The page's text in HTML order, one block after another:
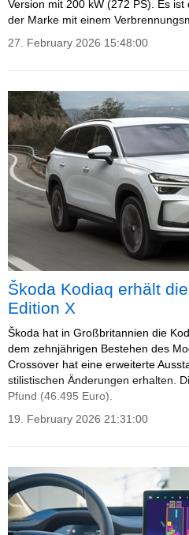
Version mit 200 kW (272 PS). Es
der Marke mit einem
27. February 2026 15:48:00
Škoda Kodiaq erhält
Edition X
Škoda hat in Großbritannien die
dem zehnjährigen Bestehen des
Crossover hat eine erweiterte
stilistischen Änderungen erhalten.
Pfund (46.495 Euro).
19. February 2026 21:31:00